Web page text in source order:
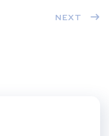
NEXT